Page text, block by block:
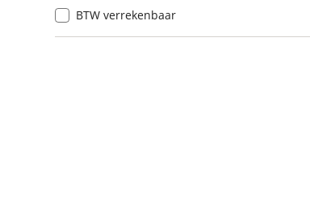
BTW verrekenbaar